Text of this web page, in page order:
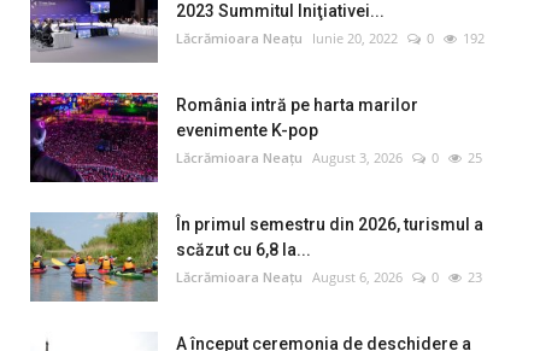
2023 Summitul Iniţiativei...
Lăcrămioara Neațu Iunie 20, 2022 0 192
România intră pe harta marilor
evenimente K-pop
Lăcrămioara Neațu August 3, 2026 0 25
În primul semestru din 2026, turismul a
scăzut cu 6,8 la...
Lăcrămioara Neațu August 6, 2026 0 23
A început ceremonia de deschidere a